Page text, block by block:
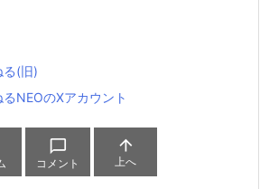
る(旧)
NEOのXアカウント

コメント

上へ